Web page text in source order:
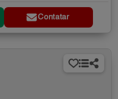
Contatar